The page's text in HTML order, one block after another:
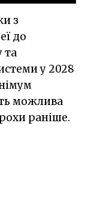
з
до
та
у 2028
можлива
раніше.